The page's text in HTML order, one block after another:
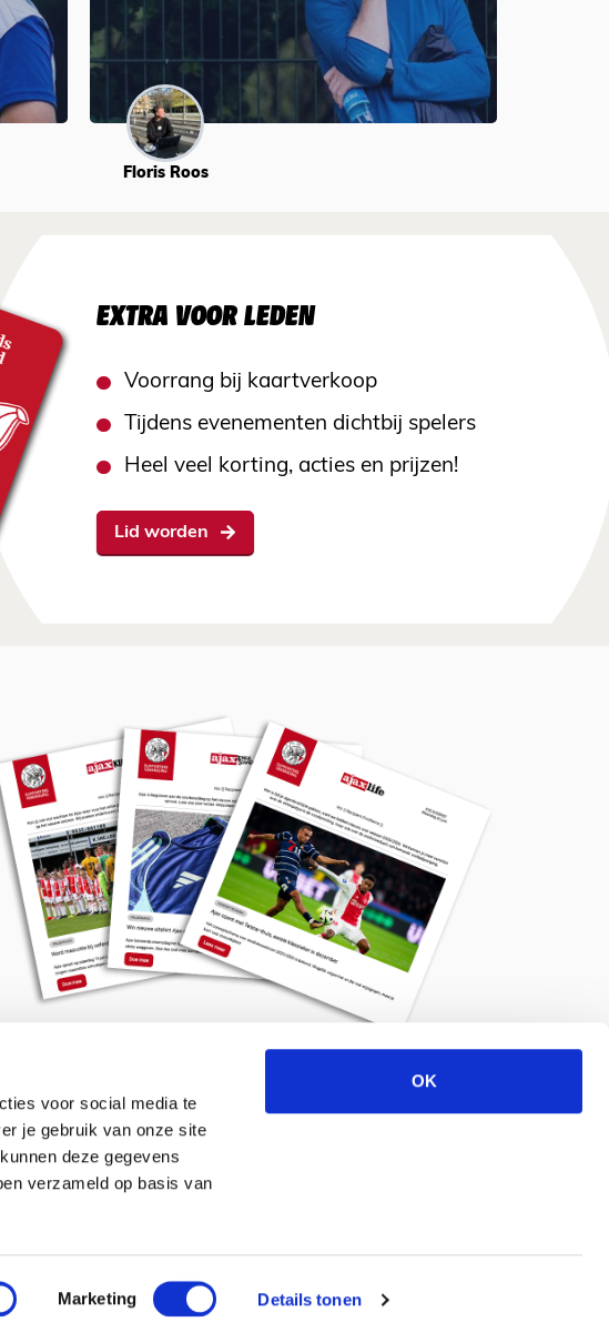
voor social media te
je gebruik van onze site
deze gegevens
verzameld op basis van
Marketing Details tonen
OK
Floris Roos
EXTRA VOOR LEDEN
Voorrang bij kaartverkoop
Tijdens evenementen dichtbij spelers
Heel veel korting, acties en prijzen!
Lid worden
Meld je aan voor de nieuwsbrief
© 2026 ajaxlife.nl – Powered by TRES